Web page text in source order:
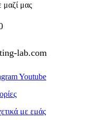
μαζί μας
lab.com
Youtube
με εμάς